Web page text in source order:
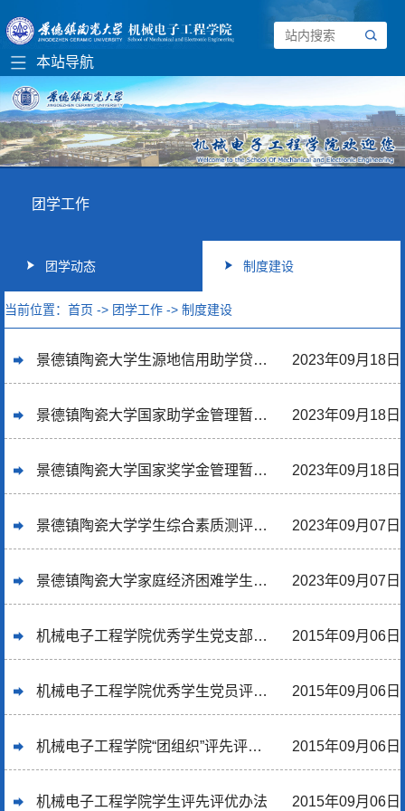
团学工作
团学动态 制度建设
当前位置： 首页 -> 团学工作 -> 制度建设
景德镇陶瓷大学生源地信用助学贷款管理办法（试行） 2023年09月18日
景德镇陶瓷大学国家助学金管理暂行办法 2023年09月18日
景德镇陶瓷大学国家奖学金管理暂行办法 2023年09月18日
景德镇陶瓷大学学生综合素质测评办法 2023年09月07日
景德镇陶瓷大学家庭经济困难学生资助工作实施办法 2023年09月07日
机械电子工程学院优秀学生党支部评选办法 2015年09月06日
机械电子工程学院优秀学生党员评选办法 2015年09月06日
机械电子工程学院“团组织”评先评优办法 2015年09月06日
机械电子工程学院学生评先评优办法 2015年09月06日